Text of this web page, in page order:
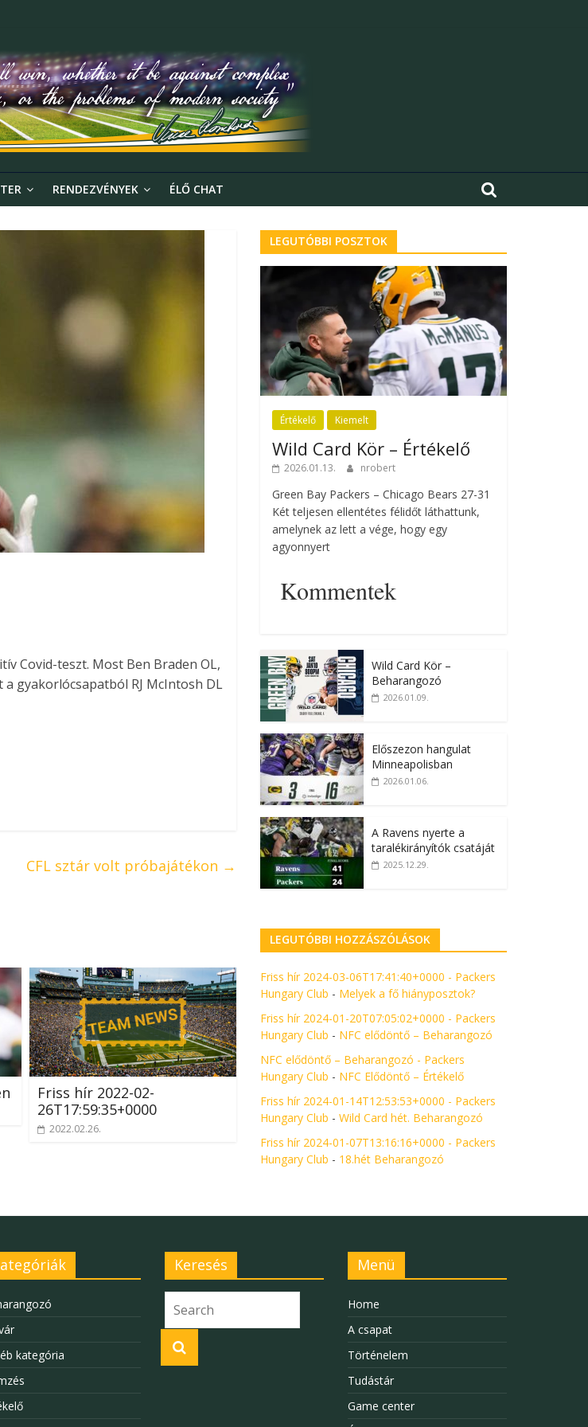
RENDEZVÉNYEK ÉLŐ CHAT
Covid-teszt. Most Ben Braden OL,
a gyakorlócsapatból RJ McIntosh DL
CFL sztár volt próbajátékon →
Friss hír 2022-02-
26T17:59:35+0000
2022.02.26.
LEGUTÓBBI POSZTOK
Értékelő Kiemelt
Wild Card Kör – Értékelő
2026.01.13. nrobert
Green Bay Packers – Chicago Bears 27-31
Két teljesen ellentétes félidőt láthattunk,
amelynek az lett a vége, hogy egy
agyonnyert
Kommentek
Wild Card Kör –
Beharangozó
2026.01.09.
Előszezon hangulat
Minneapolisban
2026.01.06.
A Ravens nyerte a
taralékirányítók csatáját
2025.12.29.
LEGUTÓBBI HOZZÁSZÓLÁSOK
Friss hír 2024-03-06T17:41:40+0000 - Packers
Hungary Club - Melyek a fő hiányposztok?
Friss hír 2024-01-20T07:05:02+0000 - Packers
Hungary Club - NFC elődöntő – Beharangozó
NFC elődöntő – Beharangozó - Packers
Hungary Club - NFC Elődöntő – Értékelő
Friss hír 2024-01-14T12:53:53+0000 - Packers
Hungary Club - Wild Card hét. Beharangozó
Friss hír 2024-01-07T13:16:16+0000 - Packers
Hungary Club - 18.hét Beharangozó
kategória
Keresés Menü
Home
A csapat
Történelem
Tudástár
Game center